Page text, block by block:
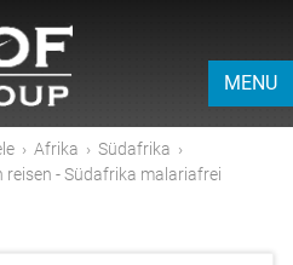
MENU
› Afrika › Südafrika ›
reisen - Südafrika malariafrei